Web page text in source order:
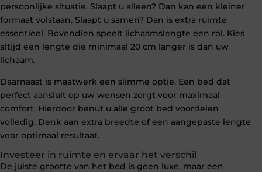
persoonlijke situatie. Slaapt u alleen? Dan kan een kleiner
formaat volstaan. Slaapt u samen? Dan is extra ruimte
essentieel. Bovendien speelt lichaamslengte een rol. Kies
altijd een lengte die minimaal 20 cm langer is dan uw
lichaam.
Daarnaast is maatwerk een slimme optie. Een bed dat
perfect aansluit op uw wensen zorgt voor maximaal
comfort. Hierdoor benut u alle groot bed voordelen
volledig. Denk aan extra breedte of een aangepaste lengte
voor optimaal resultaat.
Investeer in ruimte en ervaar het verschil
De juiste grootte van het bed is geen luxe, maar een